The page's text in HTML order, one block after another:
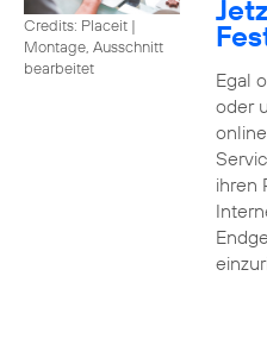
Credits: Placeit |
Montage, Ausschnitt
bearbeitet
Egal
oder
ihren